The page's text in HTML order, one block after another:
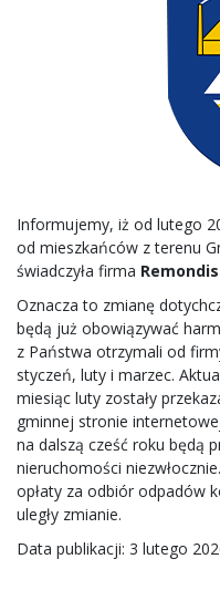
Informujemy, iż od lutego
od mieszkańców z terenu
świadczyła firma
Oznacza to zmianę
będą już obowiązywać
z Państwa otrzymali od
styczeń, luty i marzec.
miesiąc luty zostały
gminnej stronie
na dalszą cześć roku będą
nieruchomości
opłaty za odbiór odpadów
uległy zmianie.
Data publikacji: 3 lutego